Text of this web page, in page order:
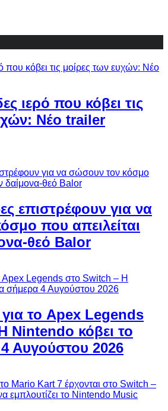
ιερό που κόβει τις
Νέο trailer
επιστρέφουν για να
που απειλείται
θεό Balor
το Apex Legends
Nintendo κόβει το
Αυγούστου 2026